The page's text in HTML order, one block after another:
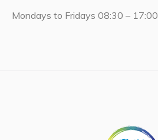
Mondays to Fridays 08:30 – 17:00